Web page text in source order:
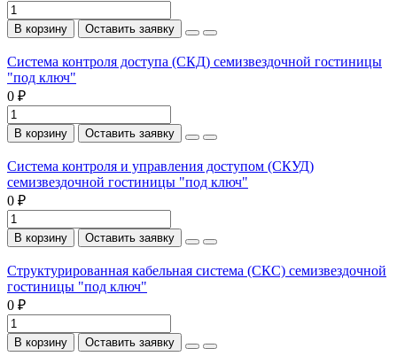
В корзину Оставить заявку
Система контроля доступа (СКД) семизвездочной гостиницы
"под ключ"
0 ₽
В корзину Оставить заявку
Система контроля и управления доступом (СКУД)
семизвездочной гостиницы "под ключ"
0 ₽
В корзину Оставить заявку
Структурированная кабельная система (СКС) семизвездочной
гостиницы "под ключ"
0 ₽
В корзину Оставить заявку